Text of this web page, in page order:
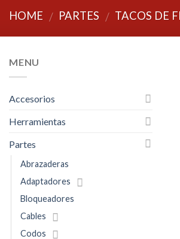
HOME / PARTES / TACOS DE
MENU
Accesorios
Herramientas
Partes
Abrazaderas
Adaptadores
Bloqueadores
Cables
Codos